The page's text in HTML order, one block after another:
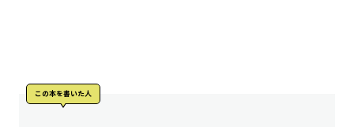
この本を書いた人